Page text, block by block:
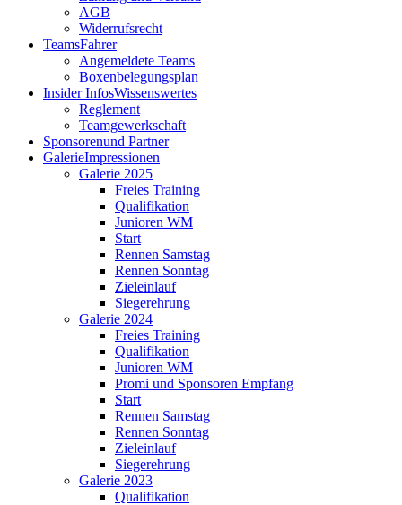
AGB
Widerrufsrecht
TeamsFahrer
Angemeldete Teams
Boxenbelegungsplan
Insider InfosWissenswertes
Reglement
Teamgewerkschaft
Sponsorenund Partner
GalerieImpressionen
Galerie 2025
Freies Training
Qualifikation
Junioren WM
Start
Rennen Samstag
Rennen Sonntag
Zieleinlauf
Siegerehrung
Galerie 2024
Freies Training
Qualifikation
Junioren WM
Promi und Sponsoren Empfang
Start
Rennen Samstag
Rennen Sonntag
Zieleinlauf
Siegerehrung
Galerie 2023
Qualifikation